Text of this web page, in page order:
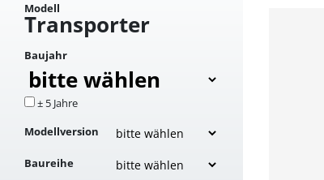
Modell
Transporter
Baujahr
± 5 Jahre
Modellversion
Baureihe